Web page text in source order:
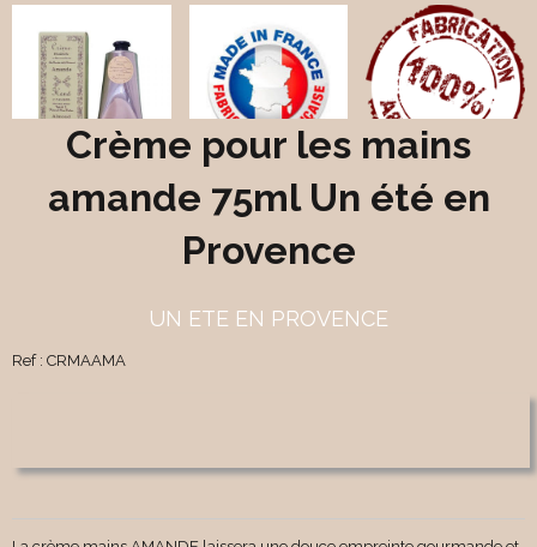
Crème pour les mains
amande 75ml Un été en
Provence
UN ETE EN PROVENCE
Ref : CRMAAMA